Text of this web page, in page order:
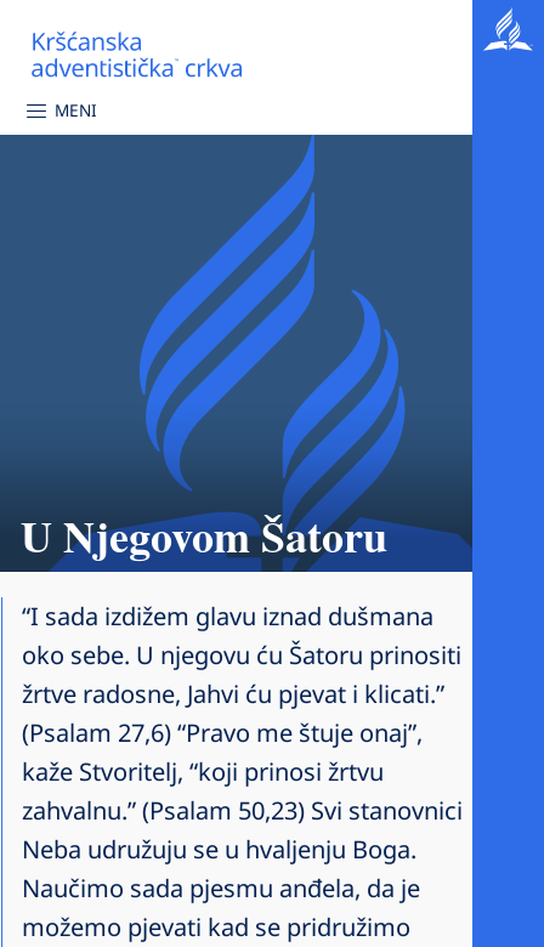
MENI
U Njegovom Šatoru
“I sada izdižem glavu iznad dušmana
oko sebe. U njegovu ću Šatoru prinositi
žrtve radosne, Jahvi ću pjevat i klicati.”
(Psalam 27,6) “Pravo me štuje onaj”,
kaže Stvoritelj, “koji prinosi žrtvu
zahvalnu.” (Psalam 50,23) Svi stanovnici
Neba udružuju se u hvaljenju Boga.
Naučimo sada pjesmu anđela, da je
možemo pjevati kad se pridružimo